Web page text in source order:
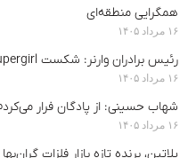
همگرایی منطقه‌ای
۱۶ مرداد ۱۴۰۵
رئیس برادران وارنر: شکست Supergirl استراتژی DC را تغییر نمی‌دهد
۱۶ مرداد ۱۴۰۵
شهاب حسینی: از پادگان فرار
۱۶ مرداد ۱۴۰۵
پلاتین، برنده تازه بازار فلزات گران‌بها